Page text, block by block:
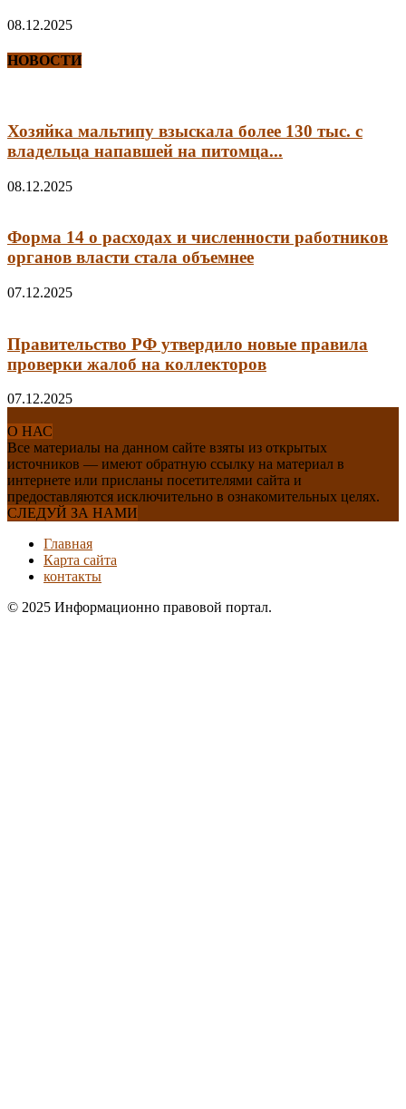
08.12.2025
НОВОСТИ
Хозяйка мальтипу взыскала более 130 тыс. с
владельца напавшей на питомца...
08.12.2025
Форма 14 о расходах и численности работников
органов власти стала объемнее
07.12.2025
Правительство РФ утвердило новые правила
проверки жалоб на коллекторов
07.12.2025
О НАС
Все материалы на данном сайте взяты из открытых
источников — имеют обратную ссылку на материал в
интернете или присланы посетителями сайта и
предоставляются исключительно в ознакомительных целях.
СЛЕДУЙ ЗА НАМИ
Главная
Карта сайта
контакты
© 2025 Информационно правовой портал.